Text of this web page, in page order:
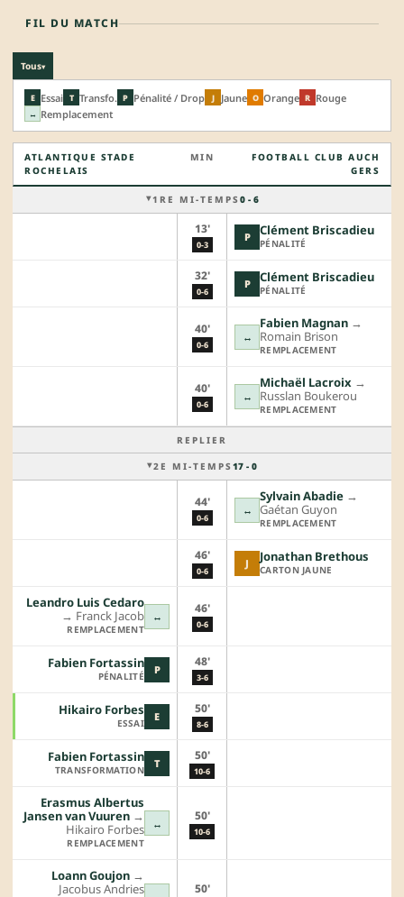
FIL DU MATCH
Tous▾
E Essai T Transfo. P Pénalité / Drop J Jaune O Orange R Rouge
↔ Remplacement
ATLANTIQUE STADE
ROCHELAIS
MIN
FOOTBALL CLUB AUCH
GERS
1RE MI-TEMPS 0 - 6
13'
0-3
P Clément Briscadieu
PÉNALITÉ
32'
0-6
P Clément Briscadieu
PÉNALITÉ
40'
0-6
↔
Fabien Magnan →︎
Romain Brison
REMPLACEMENT
40'
0-6
↔
Michaël Lacroix →︎
Russlan Boukerou
REMPLACEMENT
REPLIER
2E MI-TEMPS 17 - 0
44'
0-6
↔
Sylvain Abadie →︎
Gaétan Guyon
REMPLACEMENT
46'
0-6
J Jonathan Brethous
CARTON JAUNE
↔
Leandro Luis Cedaro
→︎ Franck Jacob
REMPLACEMENT
46'
0-6
P
Fabien Fortassin
PÉNALITÉ
48'
3-6
E
Hikairo Forbes
ESSAI
50'
8-6
T
Fabien Fortassin
TRANSFORMATION
50'
10-6
↔
Erasmus Albertus
Jansen van Vuuren →︎
Hikairo Forbes
REMPLACEMENT
50'
10-6
Loann Goujon →︎
Jacobus Andries
50'